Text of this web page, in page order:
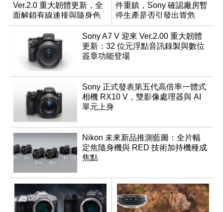
Ver.2.0 重大韌體更新，全
面解鎖有線連接與隨身色
調編輯
件重鎮，Sony 確認廠房暫
停生產是否引發出貨危
機？
Sony A7 V 迎來 Ver.2.00 重大韌體
更新：32 位元浮點音訊錄製與數位
簽章功能登場
Sony 正式發表第五代高倍率一體式
相機 RX10 V，雙影像處理器與 AI
單元上身
Nikon 未來新品推測藍圖：全片幅
定焦隨身機與 RED 技術加持機種成
焦點